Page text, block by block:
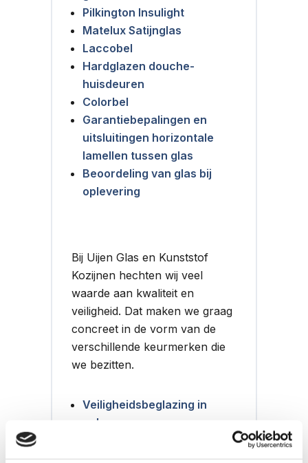
Pilkington Insulight
Matelux Satijnglas
Laccobel
Hardglazen douche-
huisdeuren
Colorbel
Garantiebepalingen en
uitsluitingen horizontale
lamellen tussen glas
Beoordeling van glas bij
oplevering
Bij Uijen Glas en Kunststof
Kozijnen hechten wij veel
waarde aan kwaliteit en
veiligheid. Dat maken we graag
concreet in de vorm van de
verschillende keurmerken die
we bezitten.
Veiligheidsbeglazing in
gebouwen
Certificaat